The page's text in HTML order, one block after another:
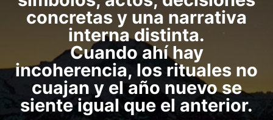
concretas y una narrativa
interna distinta.
Cuando ahí hay
incoherencia, los rituales no
cuajan y el año nuevo se
siente igual que el anterior.